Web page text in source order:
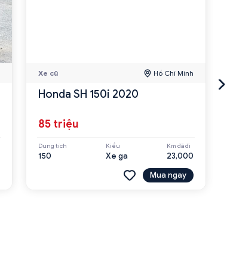
Xe cũ Hồ Chí Minh
Honda SH 150i 2020
85 triệu
Dung tích
150
Kiểu
Xe ga
Km đã đi
23,000
Mua ngay